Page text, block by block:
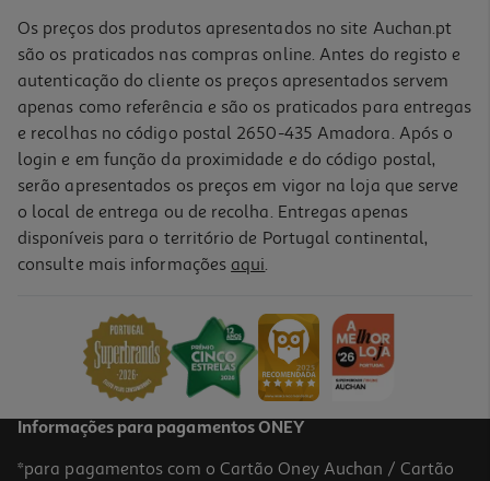
-10%
Livro O Tango Da Velha Guarda
PVP de editor
20,61 €
Os preços dos produtos apresentados no site Auchan.pt
são os praticados nas compras online. Antes do registo e
autenticação do cliente os preços apresentados servem
apenas como referência e são os praticados para entregas
e recolhas no código postal 2650-435 Amadora. Após o
login e em função da proximidade e do código postal,
serão apresentados os preços em vigor na loja que serve
o local de entrega ou de recolha. Entregas apenas
disponíveis para o território de Portugal continental,
consulte mais informações aqui.
Informações para pagamentos ONEY
*para pagamentos com o Cartão Oney Auchan / Cartão